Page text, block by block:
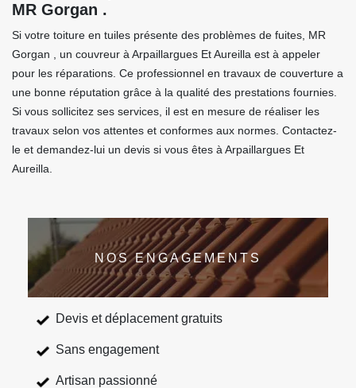
MR Gorgan .
Si votre toiture en tuiles présente des problèmes de fuites, MR
Gorgan , un couvreur à Arpaillargues Et Aureilla est à appeler
pour les réparations. Ce professionnel en travaux de couverture a
une bonne réputation grâce à la qualité des prestations fournies.
Si vous sollicitez ses services, il est en mesure de réaliser les
travaux selon vos attentes et conformes aux normes. Contactez-
le et demandez-lui un devis si vous êtes à Arpaillargues Et
Aureilla.
NOS ENGAGEMENTS
Devis et déplacement gratuits
Sans engagement
Artisan passionné